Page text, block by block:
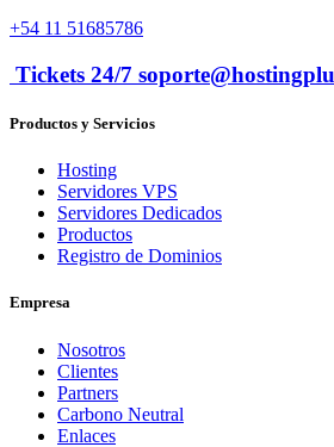
+54 11 51685786
Tickets 24/7
Productos y Servicios
Hosting
Servidores VPS
Servidores Dedicados
Productos
Registro de Dominios
Empresa
Nosotros
Clientes
Partners
Carbono Neutral
Enlaces